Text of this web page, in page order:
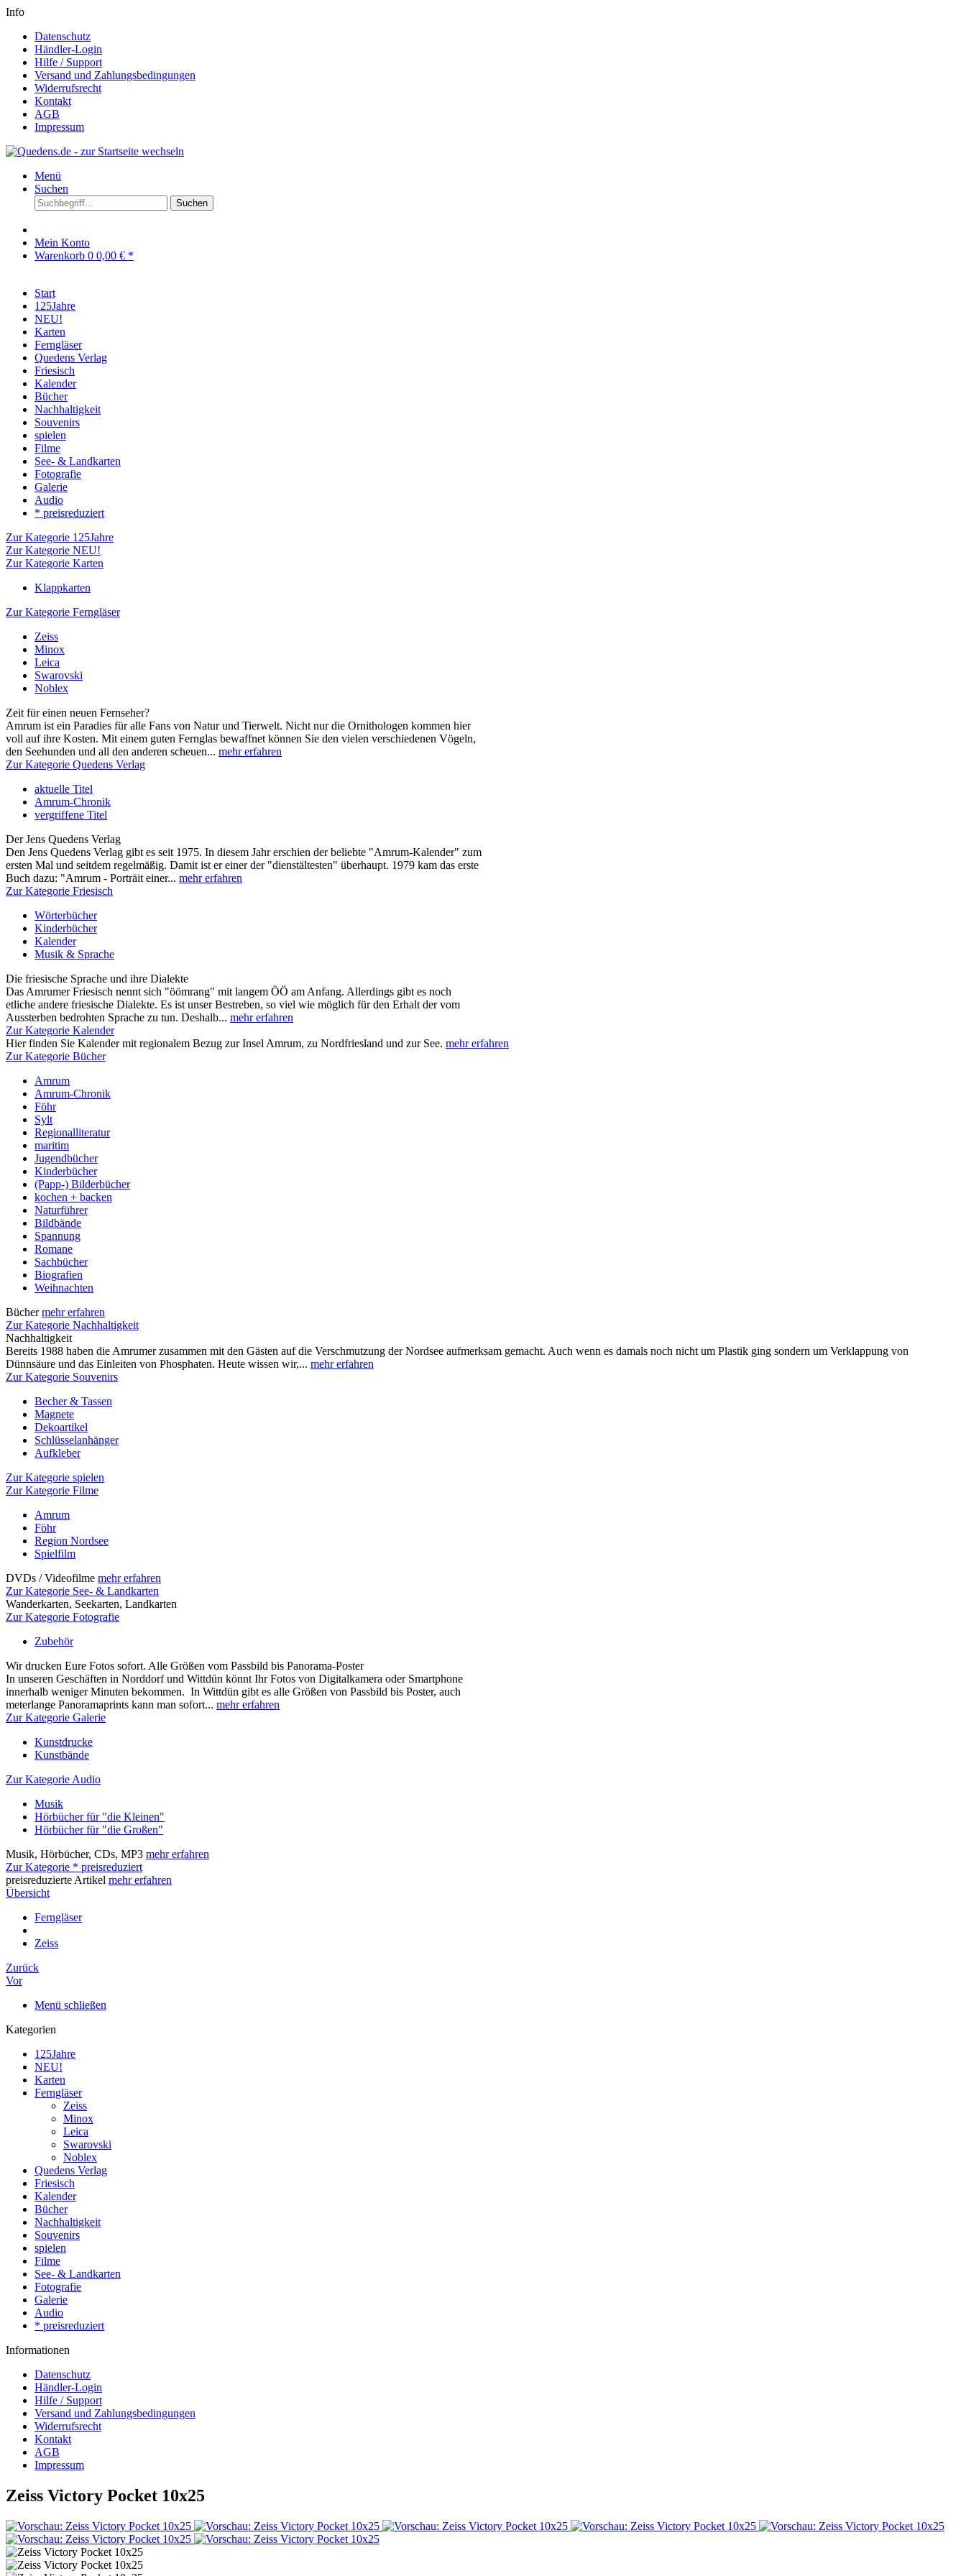
Info
Datenschutz
Händler-Login
Hilfe / Support
Versand und Zahlungsbedingungen
Widerrufsrecht
Kontakt
AGB
Impressum
Menü
Suchen
Suchen
Mein Konto
Warenkorb 0 0,00 € *
Start
125Jahre
NEU!
Karten
Ferngläser
Quedens Verlag
Friesisch
Kalender
Bücher
Nachhaltigkeit
Souvenirs
spielen
Filme
See- & Landkarten
Fotografie
Galerie
Audio
* preisreduziert
Zur Kategorie 125Jahre
Zur Kategorie NEU!
Zur Kategorie Karten
Klappkarten
Zur Kategorie Ferngläser
Zeiss
Minox
Leica
Swarovski
Noblex
Zeit für einen neuen Fernseher?
Amrum ist ein Paradies für alle Fans von Natur und Tierwelt. Nicht nur die Ornithologen kommen hier
voll auf ihre Kosten. Mit einem guten Fernglas bewaffnet können Sie den vielen verschiedenen Vögeln,
den Seehunden und all den anderen scheuen... mehr erfahren
Zur Kategorie Quedens Verlag
aktuelle Titel
Amrum-Chronik
vergriffene Titel
Der Jens Quedens Verlag
Den Jens Quedens Verlag gibt es seit 1975. In diesem Jahr erschien der beliebte "Amrum-Kalender" zum
ersten Mal und seitdem regelmäßig. Damit ist er einer der "dienstältesten" überhaupt. 1979 kam das erste
Buch dazu: "Amrum - Porträit einer... mehr erfahren
Zur Kategorie Friesisch
Wörterbücher
Kinderbücher
Kalender
Musik & Sprache
Die friesische Sprache und ihre Dialekte
Das Amrumer Friesisch nennt sich "öömrang" mit langem ÖÖ am Anfang. Allerdings gibt es noch
etliche andere friesische Dialekte. Es ist unser Bestreben, so viel wie möglich für den Erhalt der vom
Aussterben bedrohten Sprache zu tun. Deshalb... mehr erfahren
Zur Kategorie Kalender
Hier finden Sie Kalender mit regionalem Bezug zur Insel Amrum, zu Nordfriesland und zur See. mehr erfahren
Zur Kategorie Bücher
Amrum
Amrum-Chronik
Föhr
Sylt
Regionalliteratur
maritim
Jugendbücher
Kinderbücher
(Papp-) Bilderbücher
kochen + backen
Naturführer
Bildbände
Spannung
Romane
Sachbücher
Biografien
Weihnachten
Büchermehr erfahren
Zur Kategorie Nachhaltigkeit
Nachhaltigkeit
Bereits 1988 haben die Amrumer zusammen mit den Gästen auf die Verschmutzung der Nordsee aufmerksam gemacht. Auch wenn es damals noch nicht um Plastik ging sondern um Verklappung von
Dünnsäure und das Einleiten von Phosphaten. Heute wissen wir,... mehr erfahren
Zur Kategorie Souvenirs
Becher & Tassen
Magnete
Dekoartikel
Schlüsselanhänger
Aufkleber
Zur Kategorie spielen
Zur Kategorie Filme
Amrum
Föhr
Region Nordsee
Spielfilm
DVDs / Videofilme mehr erfahren
Zur Kategorie See- & Landkarten
Wanderkarten, Seekarten, Landkarten
Zur Kategorie Fotografie
Zubehör
Wir drucken Eure Fotos sofort. Alle Größen vom Passbild bis Panorama-Poster
In unseren Geschäften in Norddorf und Wittdün könnt Ihr Fotos von Digitalkamera oder Smartphone
innerhalb weniger Minuten bekommen. In Wittdün gibt es alle Größen von Passbild bis Poster, auch
meterlange Panoramaprints kann man sofort... mehr erfahren
Zur Kategorie Galerie
Kunstdrucke
Kunstbände
Zur Kategorie Audio
Musik
Hörbücher für "die Kleinen"
Hörbücher für "die Großen"
Musik, Hörbücher, CDs, MP3 mehr erfahren
Zur Kategorie * preisreduziert
preisreduzierte Artikel mehr erfahren
Übersicht
Ferngläser
Zeiss
Zurück
Vor
Menü schließen
Kategorien
125Jahre
NEU!
Karten
Ferngläser
Zeiss
Minox
Leica
Swarovski
Noblex
Quedens Verlag
Friesisch
Kalender
Bücher
Nachhaltigkeit
Souvenirs
spielen
Filme
See- & Landkarten
Fotografie
Galerie
Audio
* preisreduziert
Informationen
Datenschutz
Händler-Login
Hilfe / Support
Versand und Zahlungsbedingungen
Widerrufsrecht
Kontakt
AGB
Impressum
Zeiss Victory Pocket 10x25